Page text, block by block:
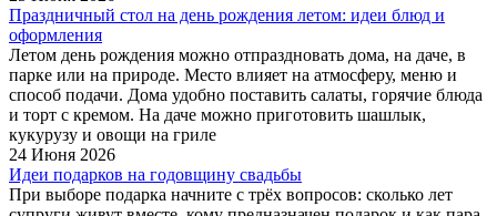
Праздничный стол на день рождения летом: идеи блюд и
оформления
Летом день рождения можно отпраздновать дома, на даче, в
парке или на природе. Место влияет на атмосферу, меню и
способ подачи. Дома удобно поставить салаты, горячие блюда
и торт с кремом. На даче можно приготовить шашлык,
кукурузу и овощи на гриле
24 Июня 2026
Идеи подарков на годовщину свадьбы
При выборе подарка начните с трёх вопросов: сколько лет